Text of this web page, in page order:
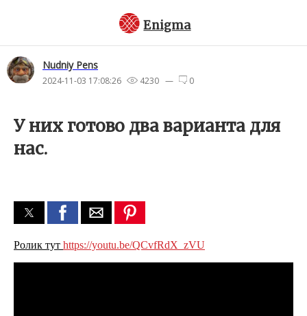
Enigma
Nudniy Pens
2024-11-03 17:08:26 4230 — 0
У них готово два варианта для
нас.
Ролик тут https://youtu.be/QCvfRdX_zVU